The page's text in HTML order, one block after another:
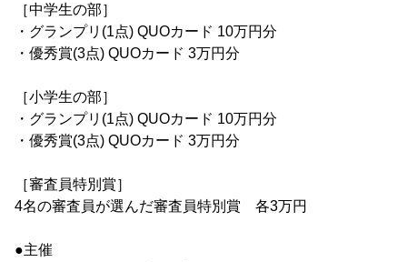
［中学生の部］
・グランプリ(1点) QUOカード 10万円分
・優秀賞(3点) QUOカード 3万円分
［小学生の部］
・グランプリ(1点) QUOカード 10万円分
・優秀賞(3点) QUOカード 3万円分
［審査員特別賞］
4名の審査員が選んだ審査員特別賞 各3万円
●主催